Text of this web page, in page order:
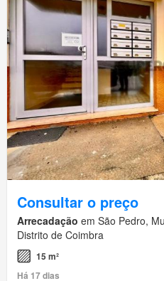
Consultar o preço
Arrecadação em São Pedro,
Distrito de Coimbra
15 m²
Há 17 dias